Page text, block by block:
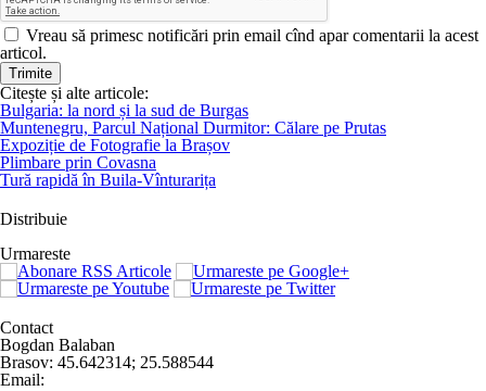
Vreau să primesc notificări prin email cînd apar comentarii la acest
articol.
Citește și alte articole:
Bulgaria: la nord și la sud de Burgas
Muntenegru, Parcul Național Durmitor: Călare pe Prutas
Expoziție de Fotografie la Brașov
Plimbare prin Covasna
Tură rapidă în Buila-Vînturarița
Distribuie
Urmareste
Contact
Bogdan Balaban
Brasov: 45.642314; 25.588544
Email: